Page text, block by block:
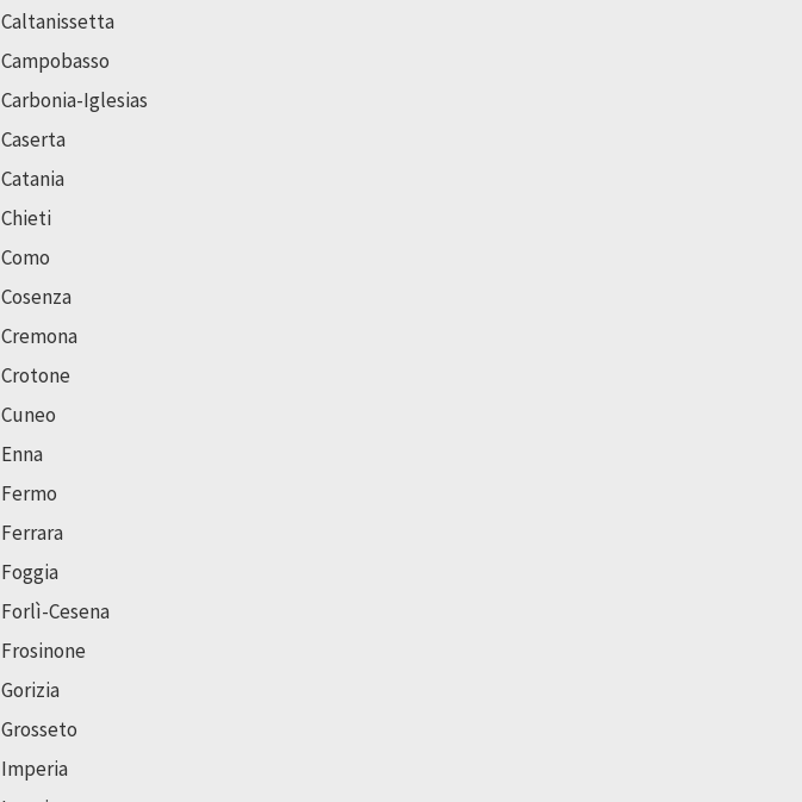
Caltanissetta
Campobasso
Carbonia-Iglesias
Caserta
Catania
Chieti
Como
Cosenza
Cremona
Crotone
Cuneo
Enna
Fermo
Ferrara
Foggia
Forlì-Cesena
Frosinone
Gorizia
Grosseto
Imperia